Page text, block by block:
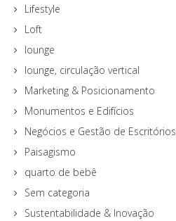
Lifestyle
Loft
lounge
lounge, circulação vertical
Marketing & Posicionamento
Monumentos e Edifícios
Negócios e Gestão de Escritórios
Paisagismo
quarto de bebê
Sem categoria
Sustentabilidade & Inovação